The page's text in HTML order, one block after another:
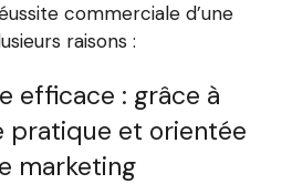
commerciale d’une
raisons :
efficace : grâce à
pratique et orientée
marketing